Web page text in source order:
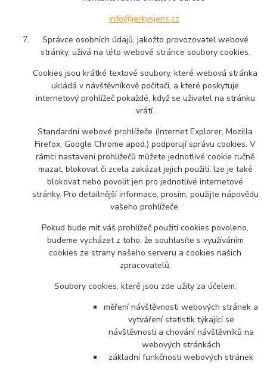
info@jerkysjens.cz
Správce osobních údajů, jakožto provozovatel webové
stránky, užívá na této webové stránce soubory cookies.
Cookies jsou krátké textové soubory, které webová stránka
ukládá v návštěvníkově počítači, a které poskytuje
internetový prohlížeč pokaždé, když se uživatel na stránku
vrátí.
Standardní webové prohlížeče (Internet Explorer, Mozilla
Firefox, Google Chrome apod.) podporují správu cookies. V
rámci nastavení prohlížečů můžete jednotlivé cookie ručně
mazat, blokovat či zcela zakázat jejich použití, lze je také
blokovat nebo povolit jen pro jednotlivé internetové
stránky. Pro detailnější informace, prosím, použijte nápovědu
vašeho prohlížeče.
Pokud bude mít váš prohlížeč použití cookies povoleno,
budeme vycházet z toho, že souhlasíte s využíváním
cookies ze strany našeho serveru a cookies našich
zpracovatelů.
Soubory cookies, které jsou zde užity za účelem:
měření návštěvnosti webových stránek a
vytváření statistik týkající se
návštěvnosti a chování návštěvníků na
webových stránkách
základní funkčnosti webových stránek